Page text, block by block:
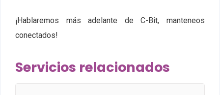
¡Hablaremos más adelante de C-Bit, manteneos
conectados!
Servicios relacionados